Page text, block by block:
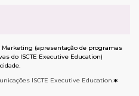
(apresentação de programas
do ISCTE Executive Education)
.
ISCTE Executive Education.*